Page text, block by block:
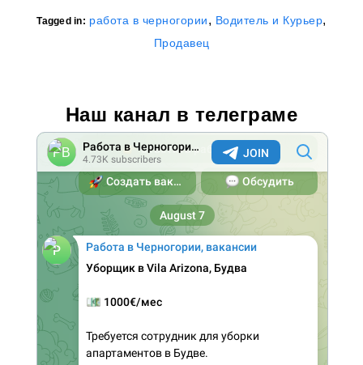
Tagged in: работа в черногории, Водитель и Курьер,
Продавец
Наш канал в телеграме